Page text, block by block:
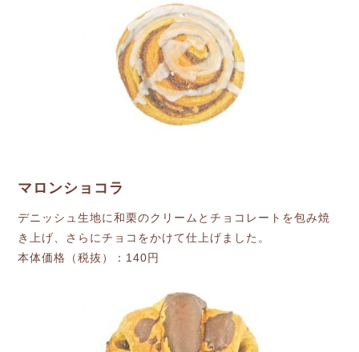
マロンショコラ
デニッシュ生地に和栗のクリームとチョコレートを包み焼
き上げ、さらにチョコをかけて仕上げました。
本体価格（税抜）：140円